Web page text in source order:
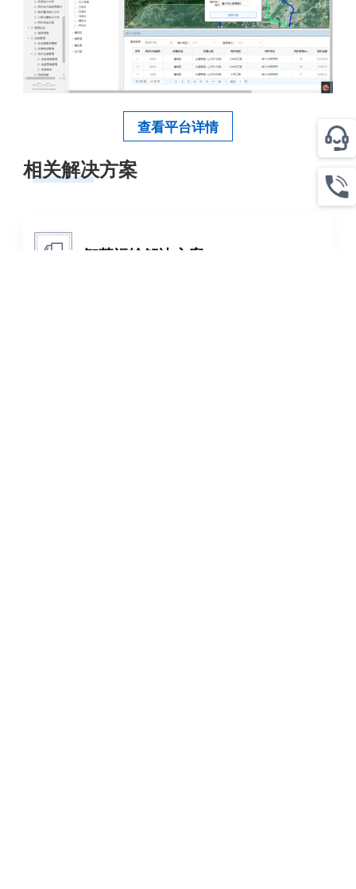
数字化水平。
查看平台详情
相关解决方案
智慧运输解决方案